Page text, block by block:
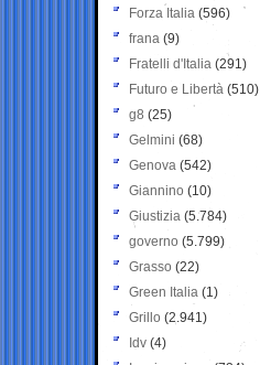
Forza Italia (596)
frana (9)
Fratelli d'Italia (291)
Futuro e Libertà (510)
g8 (25)
Gelmini (68)
Genova (542)
Giannino (10)
Giustizia (5.784)
governo (5.799)
Grasso (22)
Green Italia (1)
Grillo (2.941)
Idv (4)